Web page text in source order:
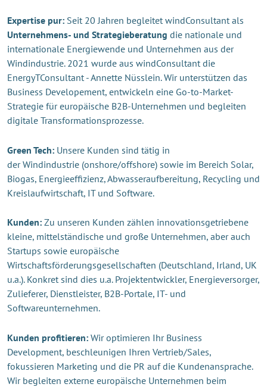
Expertise pur: Seit 20 Jahren begleitet windConsultant als
Unternehmens- und Strategieberatung die nationale und
internationale Energiewende und Unternehmen aus der
Windindustrie. 2021 wurde aus windConsultant die
EnergyTConsultant - Annette Nüsslein. Wir unterstützen das
Business Developement, entwickeln eine Go-to-Market-
Strategie für europäische B2B-Unternehmen und begleiten
digitale Transformationsprozesse.
Green Tech: Unsere Kunden sind tätig in
der Windindustrie (onshore/offshore) sowie im Bereich Solar,
Biogas, Energieeffizienz, Abwasseraufbereitung, Recycling und
Kreislaufwirtschaft, IT und Software.
Kunden: Zu unseren Kunden zählen innovationsgetriebene
kleine, mittelständische und große Unternehmen, aber auch
Startups sowie europäische
Wirtschaftsförderungsgesellschaften (Deutschland, Irland, UK
u.a.). Konkret sind dies u.a. Projektentwickler, Energieversorger,
Zulieferer, Dienstleister, B2B-Portale, IT- und
Softwareunternehmen.
Kunden profitieren: Wir optimieren Ihr Business
Development, beschleunigen Ihren Vertrieb/Sales,
fokussieren Marketing und die PR auf die Kundenansprache.
Wir begleiten externe europäische Unternehmen beim